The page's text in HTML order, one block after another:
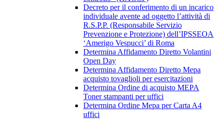
Decreto per il conferimento di un incarico
individuale avente ad oggetto l’attività di
R.S.P.P. (Responsabile Servizio
Prevenzione e Protezione) dell’IPSSEOA
‘Amerigo Vespucci’ di Roma
Determina Affidamento Diretto Volantini
Open Day
Determina Affidamento Diretto Mepa
acquisto tovaglioli per esercitazioni
Determina Ordine di acquisto MEPA
Toner stampanti per uffici
Determina Ordine Mepa per Carta A4
uffici